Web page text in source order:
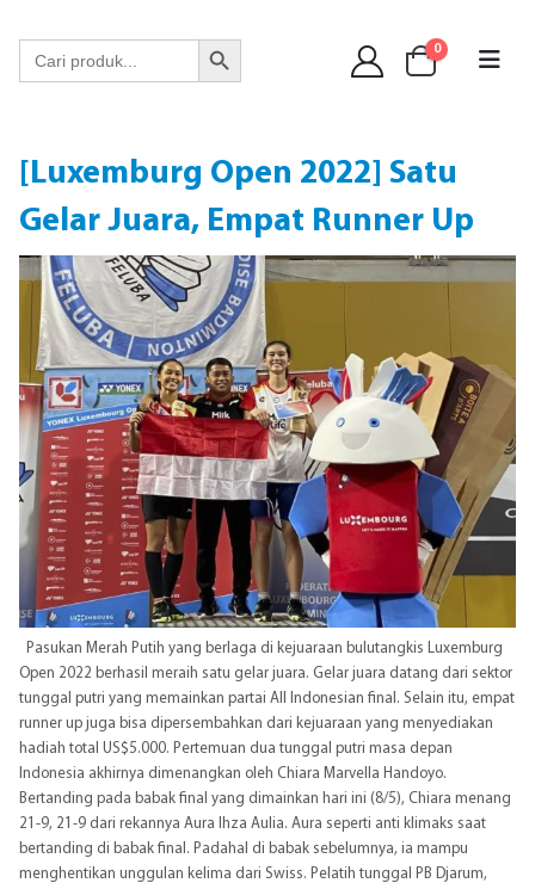
Search
for:
Search Button
0
[Luxemburg Open 2022] Satu
Gelar Juara, Empat Runner Up
Pasukan Merah Putih yang berlaga di kejuaraan bulutangkis Luxemburg
Open 2022 berhasil meraih satu gelar juara. Gelar juara datang dari sektor
tunggal putri yang memainkan partai All Indonesian final. Selain itu, empat
runner up juga bisa dipersembahkan dari kejuaraan yang menyediakan
hadiah total US$5.000. Pertemuan dua tunggal putri masa depan
Indonesia akhirnya dimenangkan oleh Chiara Marvella Handoyo.
Bertanding pada babak final yang dimainkan hari ini (8/5), Chiara menang
21-9, 21-9 dari rekannya Aura Ihza Aulia. Aura seperti anti klimaks saat
bertanding di babak final. Padahal di babak sebelumnya, ia mampu
menghentikan unggulan kelima dari Swiss. Pelatih tunggal PB Djarum,